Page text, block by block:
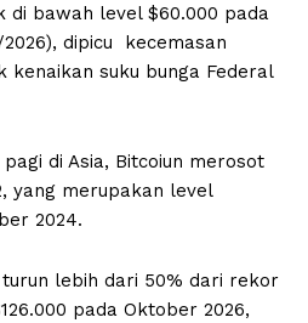
di bawah level $60.000 pada
dipicu kecemasan
suku bunga Federal
di Asia, Bitcoiun merosot
yang merupakan level
2024.
lebih dari 50% dari rekor
pada Oktober 2026,